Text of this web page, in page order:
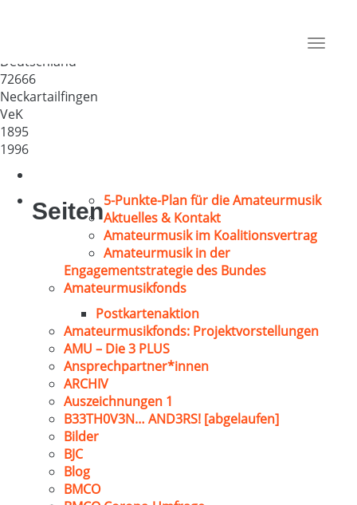
Toggle
Deutschland
72666
Neckartailfingen
VeK
1895
1996
Seiten5-Punkte-Plan für die Amateurmusik
Aktuelles & Kontakt
Amateurmusik im Koalitionsvertrag
Amateurmusik in der
Engagementstrategie des Bundes
Amateurmusikfonds
Postkartenaktion
Amateurmusikfonds: Projektvorstellungen
AMU – Die 3 PLUS
Ansprechpartner*innen
ARCHIV
Auszeichnungen 1
B33TH0V3N… AND3RS! [abgelaufen]
Bilder
BJC
Blog
BMCO